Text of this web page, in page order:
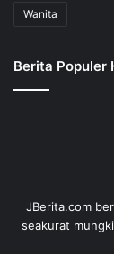
Wanita
Berita Populer
JBerita.com
seakurat